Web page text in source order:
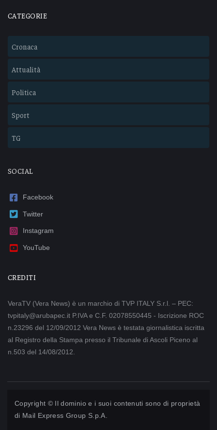
CATEGORIE
Cronaca
Attualità
Politica
Sport
TG
SOCIAL
Facebook
Twitter
Instagram
YouTube
CREDITI
VeraTV (Vera News) è un marchio di TVP ITALY S.r.l. – PEC:
tvpitaly@arubapec.it P.IVA e C.F. 02078550445 - Iscrizione ROC
n.23296 del 12/09/2012 Vera News è testata giornalistica iscritta
al Registro della Stampa presso il Tribunale di Ascoli Piceno al
n.503 del 14/08/2012.
Copyright © Il dominio e i suoi contenuti sono di proprietà
di Mail Express Group S.p.A.